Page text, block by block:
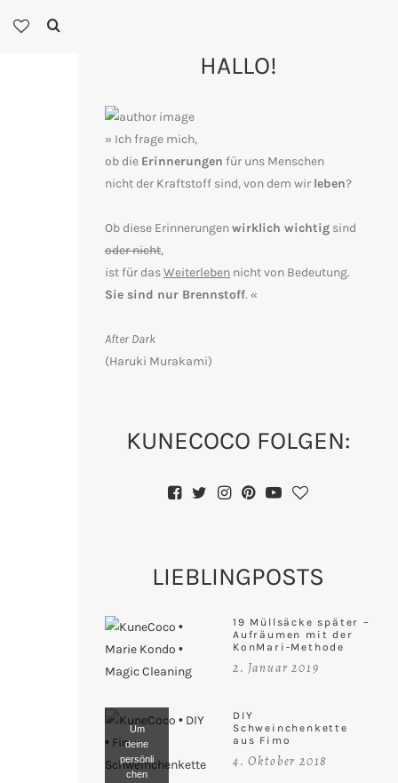
HALLO!
» Ich frage mich,
ob die Erinnerungen für uns Menschen
nicht der Kraftstoff sind, von dem wir leben?
Ob diese Erinnerungenwirklich wichtig sind
oder nicht,
ist für dasWeiterleben nicht von Bedeutung.
Sie sind nur Brennstoff. «
After Dark
(Haruki Murakami)
KUNECOCO FOLGEN:
LIEBLINGPOSTS
19 Müllsäcke später –
Aufräumen mit der
KonMari-Methode
2. Januar 2019
DIY
Schweinchenkette
aus Fimo
4. Oktober 2018
Um
deine
persönli
chen